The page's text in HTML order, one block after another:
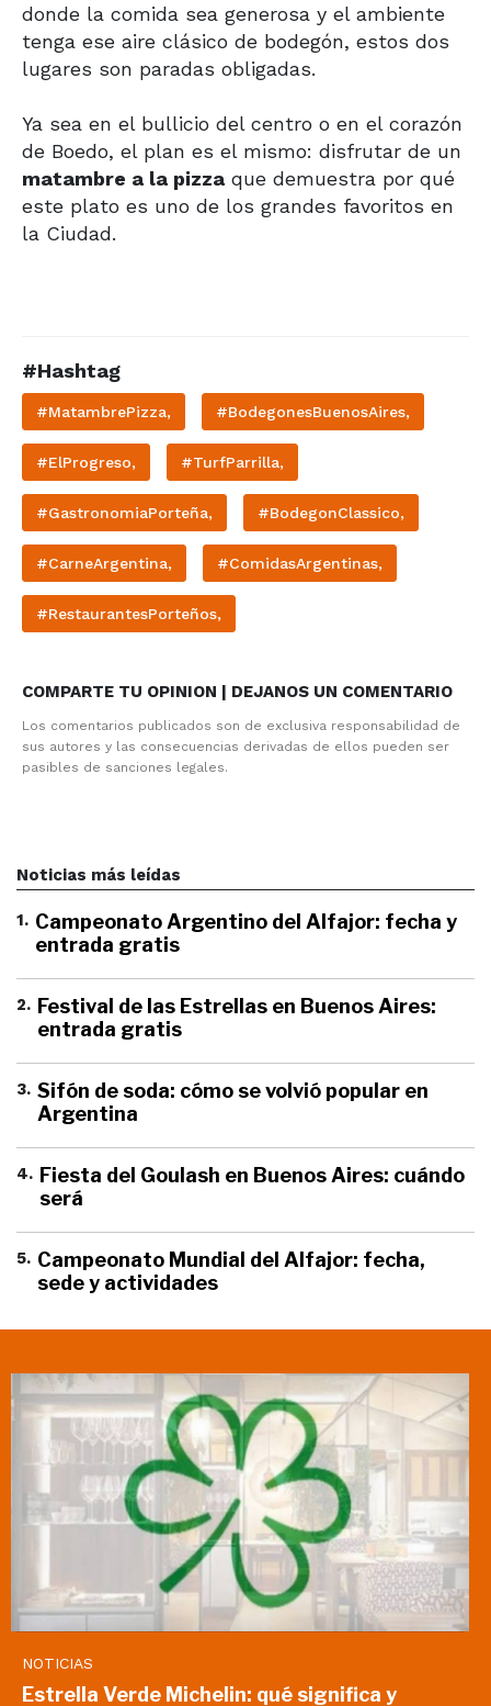
donde la comida sea generosa y el ambiente
tenga ese aire clásico de bodegón, estos dos
lugares son paradas obligadas.
Ya sea en el bullicio del centro o en el corazón
de Boedo, el plan es el mismo: disfrutar de un
matambre a la pizza que demuestra por qué
este plato es uno de los grandes favoritos en
la Ciudad.
#Hashtag
#MatambrePizza, #BodegonesBuenosAires,
#ElProgreso, #TurfParrilla,
#GastronomiaPorteña, #BodegonClassico,
#CarneArgentina, #ComidasArgentinas,
#RestaurantesPorteños,
COMPARTE TU OPINION | DEJANOS UN COMENTARIO
Los comentarios publicados son de exclusiva responsabilidad de
sus autores y las consecuencias derivadas de ellos pueden ser
pasibles de sanciones legales.
Noticias más leídas
1. Campeonato Argentino del Alfajor: fecha y
entrada gratis
2. Festival de las Estrellas en Buenos Aires:
entrada gratis
3. Sifón de soda: cómo se volvió popular en
Argentina
4. Fiesta del Goulash en Buenos Aires: cuándo
será
5. Campeonato Mundial del Alfajor: fecha,
sede y actividades
NOTICIAS
Estrella Verde Michelin: qué significa y